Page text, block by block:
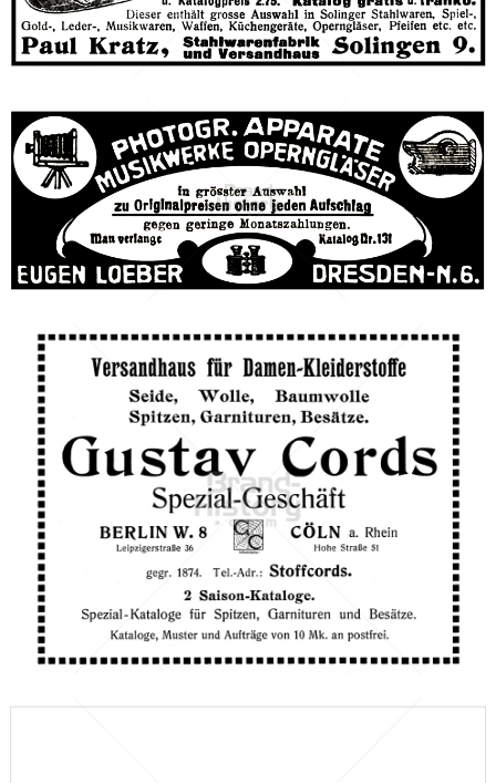
Paul Kratz, Solingen Paul Kratz, Solingen 1905
Bild-ID: 42695
EUGEN LOEBER, DRESDEN
EUGEN LOEBER, DRESDEN
1905
Bild-ID: 42696
Gustav Cords, BERLIN · CÖLN
Gustav Cords, BERLIN · CÖLN
1910
Bild-ID: 66094